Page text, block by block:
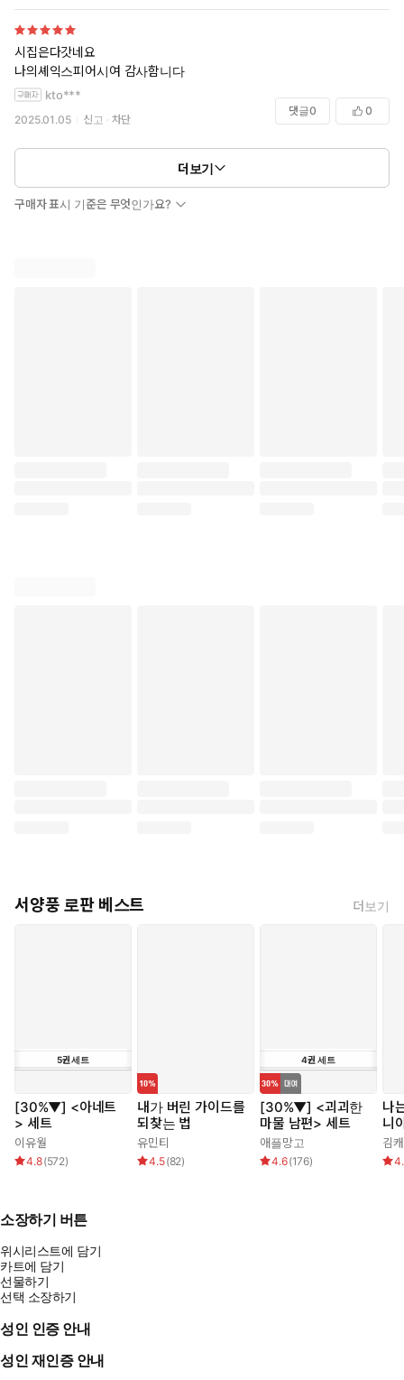
시집은다갓네요
나의셰익스피어시여 감사함니다
kto***
2025.01.05 신고 차단
댓글0 0
더보기
구매자 표시 기준은 무엇인가요?
서양풍 로판 베스트 더보기
5권세트
[30%▼] <아네트
> 세트
이유월
4.8(572)
내가 버린 가이드를
되찾는 법
유민티
4.5(82)
4권세트
[30%▼] <괴괴한
마물 남편> 세트
애플망고
4.6(176)
나
니
김
소장하기 버튼
위시리스트에 담기
카트에 담기
선물하기
선택 소장하기
성인 인증 안내
성인 재인증 안내